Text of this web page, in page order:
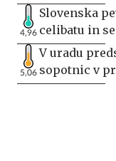
4,96
Slovenska
celibatu in
5,06
V uradu
sopotnic v